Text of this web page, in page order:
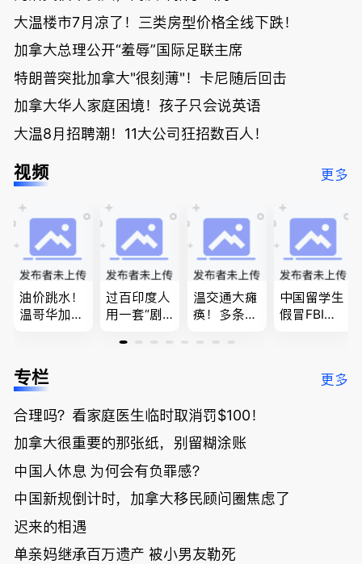
大温楼市7月凉了！三类房型价格全线下跌！
加拿大总理公开“羞辱”国际足联主席
特朗普突批加拿大"很刻薄"！卡尼随后回击
加拿大华人家庭困境！孩子只会说英语
大温8月招聘潮！11大公司狂招数百人！
视频 更多
油价跳水！
温哥华加油
低；免费狂
送50万磅蔬
温“丑陋土
豆日”冲击
吉尼斯纪
录；惨！留
骗光2万美
元，还被卷
入跨国刑案
账户遭封！
过百印度人
用一套“剧
官：太假
欠款多出$1
9万；突
发！无辜男
孩温哥华市
中心被刺身
亡；
温交通大瘫
痪！多条主
底；做顿饭
单；房市崩
盘前兆？加
国租赁市场
恐迎暴跌危
中国留学生
假冒FBI上
夫妻住进殡
专栏 更多
合理吗？看家庭医生临时取消罚$100！
加拿大很重要的那张纸，别留糊涂账
中国人休息 为何会有负罪感？
中国新规倒计时，加拿大移民顾问圈焦虑了
迟来的相遇
单亲妈继承百万遗产 被小男友勒死